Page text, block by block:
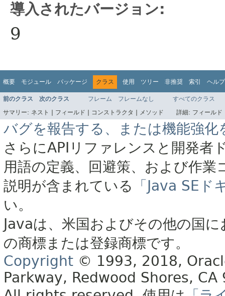
導入されたバージョン:
9
概要 モジュール パッケージ クラス 使用 ツリー 非推奨 索引 ヘルプ
前のクラス 次のクラス フレーム フレームなし
すべてのクラス
サマリー: ネスト | フィールド | コンストラクタ | メソッド 詳細: フィール
バグを報告する、または機能強化
さらにAPIリファレンスと開発者
用語の定義、回避策、および作
説明が含まれている
「Java SE
い。
Javaは、米国およびその他の国
の商標または登録商標です。
Copyright © 1993, 2018,
Parkway, Redwood Shores, CA